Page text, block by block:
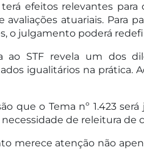
efeitos relevantes
atuariais. Para
o julgamento poderá
ao STF revela um dos
igualitários na
que o Tema nº 1.423
de releitura
merece atenção não